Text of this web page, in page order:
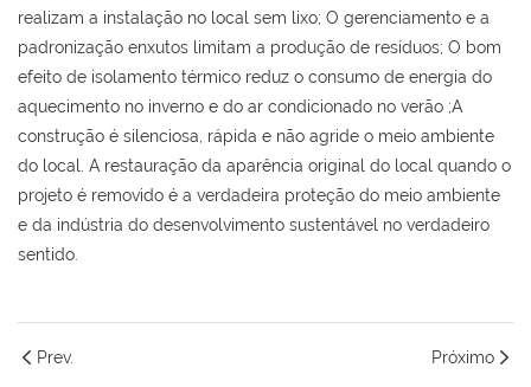
realizam a instalação no local sem lixo; O gerenciamento e a
padronização enxutos limitam a produção de resíduos; O bom
efeito de isolamento térmico reduz o consumo de energia do
aquecimento no inverno e do ar condicionado no verão ;A
construção é silenciosa, rápida e não agride o meio ambiente
do local. A restauração da aparência original do local quando o
projeto é removido é a verdadeira proteção do meio ambiente
e da indústria do desenvolvimento sustentável no verdadeiro
sentido.
Prev. Próximo